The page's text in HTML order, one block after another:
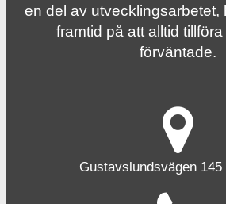
en del av utvecklingsarbetet,
framtid på att alltid
förväntade.
Gustavslundsvägen 145